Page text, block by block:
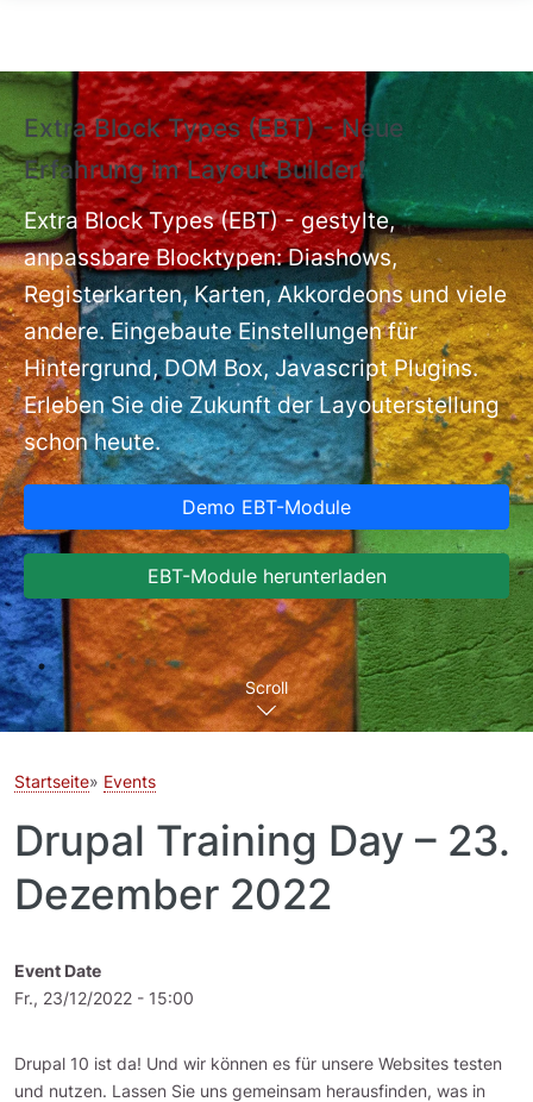
Extra Block Types (EBT) - Neue
Erfahrung im Layout Builder❗
Extra Block Types (EBT) - gestylte,
anpassbare Blocktypen: Diashows,
Registerkarten, Karten, Akkordeons und viele
andere. Eingebaute Einstellungen für
Hintergrund, DOM Box, Javascript Plugins.
Erleben Sie die Zukunft der Layouterstellung
schon heute.
Demo EBT-Module
EBT-Module herunterladen
Scroll
Startseite Events
Drupal Training Day – 23.
Dezember 2022
Event Date
Fr., 23/12/2022 - 15:00
Drupal 10 ist da! Und wir können es für unsere Websites testen
und nutzen. Lassen Sie uns gemeinsam herausfinden, was in